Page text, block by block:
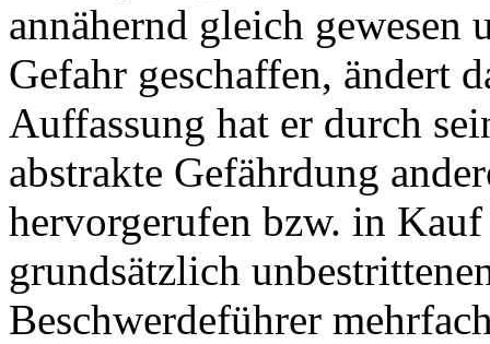
annähernd gleich gewesen
Gefahr geschaffen, ändert
Auffassung hat er durch
abstrakte Gefährdung
hervorgerufen bzw. in Kauf
grundsätzlich
Beschwerdeführer